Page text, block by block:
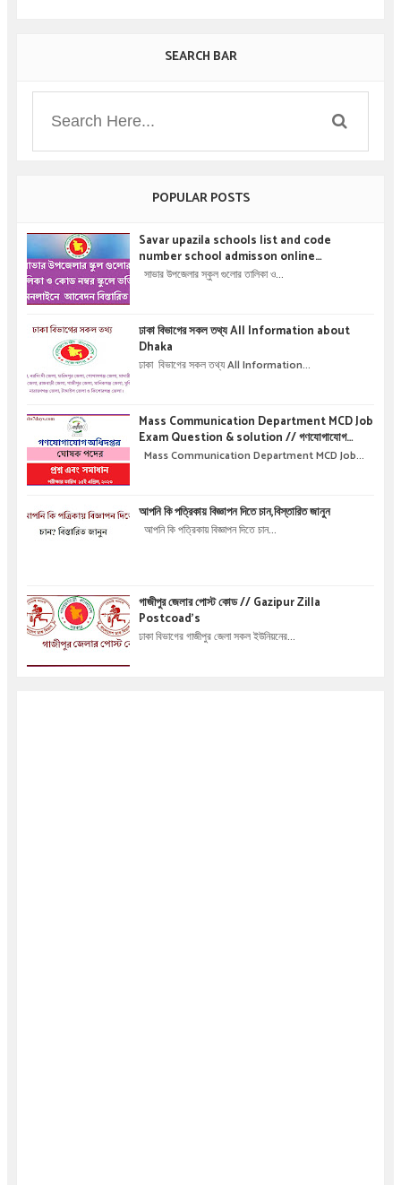
SEARCH BAR
POPULAR POSTS
Savar upazila schools list and code
number school admisson online
application details !! সাভার উপজেলার স্কুল গুলোর
সাভার উপজেলার স্কুল গুলোর তালিকা ও...
ঢাকা বিভাগের সকল তথ্য All Information about
Dhaka
ঢাকা বিভাগের সকল তথ্য All Information...
Mass Communication Department MCD Job
Exam Question & solution // গণযোগাযোগ
অধিদপ্তরে নিয়োগ পরীক্ষার প্রশ্ন এবং সমাধান
Mass Communication Department MCD Job...
আপনি কি পত্রিকায় বিজ্ঞাপন দিতে চান,বিস্তারিত জানুন
আপনি কি পত্রিকায় বিজ্ঞাপন দিতে চান...
গাজীপুর জেলার পোস্ট কোড // Gazipur Zilla
Postcoad's
ঢাকা বিভাগের গাজীপুর জেলা সকল ইউনিয়নের...